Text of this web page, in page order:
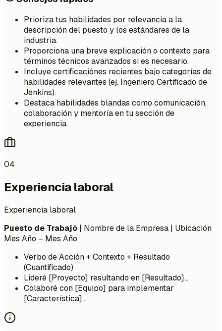
Prioriza tus habilidades por relevancia a la
descripción del puesto y los estándares de la
industria.
Proporciona una breve explicación o contexto para
términos técnicos avanzados si es necesario.
Incluye certificaciónes recientes bajo categorías de
habilidades relevantes (ej. Ingeniero Certificado de
Jenkins).
Destaca habilidades blandas como comunicación,
colaboración y mentoría en tu sección de
experiencia.
04
Experiencia laboral
Experiencia laboral
Puesto de Trabajó | Nombre de la Empresa | Ubicación
Mes Año – Mes Año
Verbo de Acción + Contexto + Resultado
(Cuantificado)
Lideré [Proyecto] resultando en [Resultado]...
Colaboré con [Equipo] para implementar
[Característica]...